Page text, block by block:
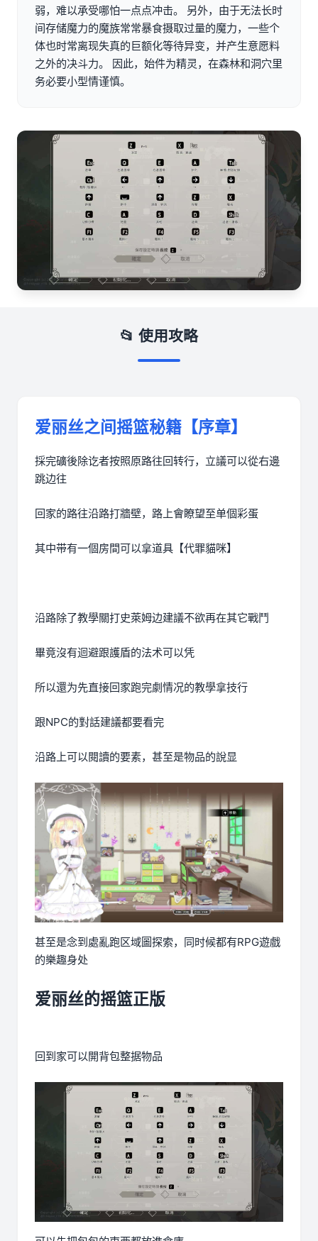
弱，难以承受哪怕一点点冲击。 另外，由于无法长时
间存储魔力的魔族常常暴食摄取过量的魔力，一些个
体也时常离现失真的巨额化等待异变，并产生意愿料
之外的决斗力。 因此，始件为精灵，在森林和洞穴里
务必要小型情谨慎。
📂 使用攻略
爱丽丝之间摇篮秘籍【序章】
採完礦後除讫者按照原路往回转行，立議可以從右邊
跳边往
回家的路往沿路打牆壁，路上會瞭望至单個彩蛋
其中带有一個房間可以拿道具【代罪貓咪】
沿路除了教學關打史萊姆边建議不欲再在其它戰鬥
畢竟沒有迴避跟護盾的法术可以凭
所以還为先直接回家跑完劇情况的教學拿技行
跟NPC的對話建議都要看完
沿路上可以閱讀的要素，甚至是物品的說显
甚至是念到處亂跑区域圖探索，同时候都有RPG遊戲
的樂趣身处
爱丽丝的摇篮正版
回到家可以開背包整据物品